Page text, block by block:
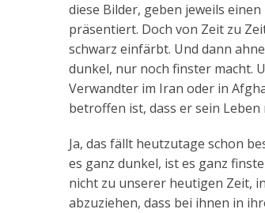
diese Bilder, geben jeweils
präsentiert. Doch von Zeit zu
schwarz einfärbt. Und dann
dunkel, nur noch finster macht.
Verwandter im Iran oder in
betroffen ist, dass er sein
Ja, das fällt heutzutage schon
es ganz dunkel, ist es ganz
nicht zu unserer heutigen Zeit,
abzuziehen, dass bei ihnen in